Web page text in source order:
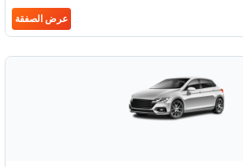
عرض الصفقة